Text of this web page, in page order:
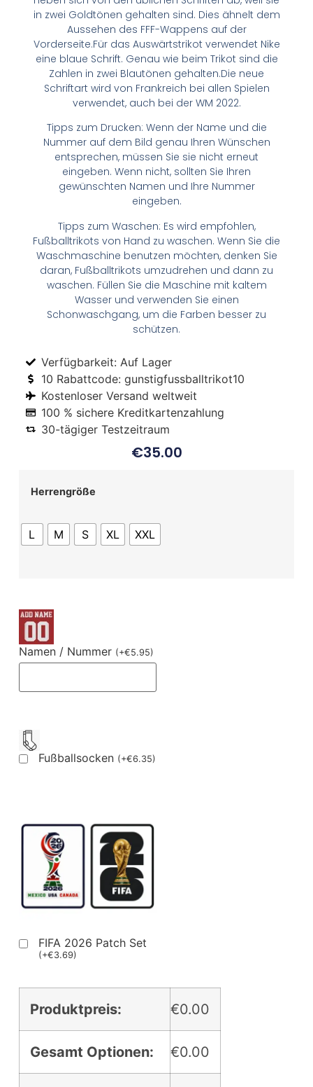
in zwei Goldtönen gehalten sind. Dies ähnelt dem
Aussehen des FFF-Wappens auf der
Vorderseite.Für das Auswärtstrikot verwendet Nike
eine blaue Schrift. Genau wie beim Trikot sind die
Zahlen in zwei Blautönen gehalten.Die neue
Schriftart wird von Frankreich bei allen Spielen
verwendet, auch bei der WM 2022.
Tipps zum Drucken: Wenn der Name und die
Nummer auf dem Bild genau Ihren Wünschen
entsprechen, müssen Sie sie nicht erneut
eingeben. Wenn nicht, sollten Sie Ihren
gewünschten Namen und Ihre Nummer
eingeben.
Tipps zum Waschen: Es wird empfohlen,
Fußballtrikots von Hand zu waschen. Wenn Sie die
Waschmaschine benutzen möchten, denken Sie
daran, Fußballtrikots umzudrehen und dann zu
waschen. Füllen Sie die Maschine mit kaltem
Wasser und verwenden Sie einen
Schonwaschgang, um die Farben besser zu
schützen.
Verfügbarkeit: Auf Lager
10 Rabattcode: gunstigfussballtrikot10
Kostenloser Versand weltweit
100 % sichere Kreditkartenzahlung
30-tägiger Testzeitraum
€35.00
Herrengröße
L M S XL XXL
Namen / Nummer (+€5.95)
Fußballsocken (+€6.35)
FIFA 2026 Patch Set
(+€3.69)
Produktpreis: €0.00
Gesamt Optionen: €0.00